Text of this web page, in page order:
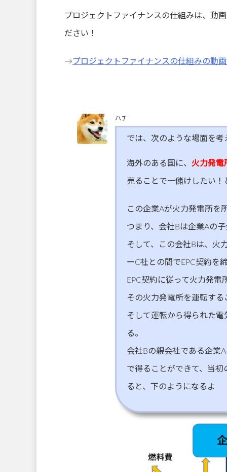
プロジェクトファイナンスの仕組みは、動
ださい！
→プロジェクトファイナンスの仕組みの動
ハチ
では、次のような場面を考
海外のある国に、 火力発電
売ることで一儲けしたい
この企業Aが火力発電所を
つまり、会社Bは企業Aの
そして、この会社Bは、火
ーC社との間でEPC契約を
EPC契約に従って火力発
その火力発電所を運転する
そして運転から得られた電
る。
会社Bの親会社である企業
で得ることができて、当
ると、下のようになるよ